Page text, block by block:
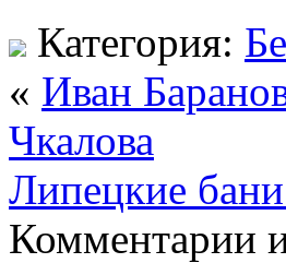
Категория:
« Иван
Чкалова
Липецкие
Комментарии